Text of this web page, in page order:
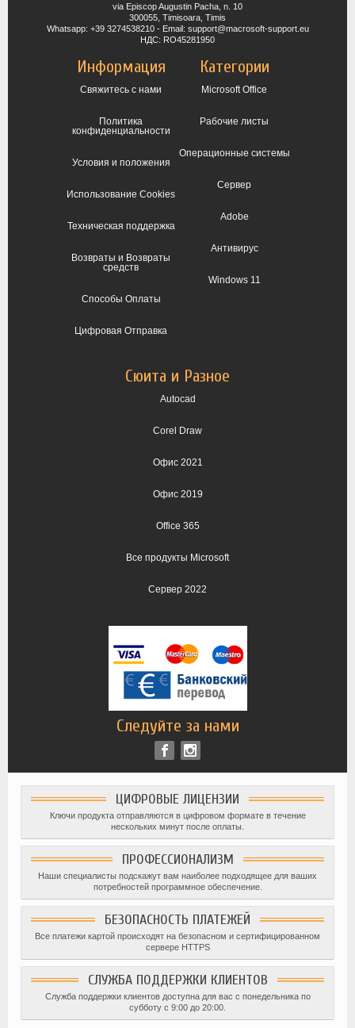
via Episcop Augustin Pacha, n. 10
300055, Timisoara, Timis
Whatsapp: +39 3274538210 - Email: support@macrosoft-support.eu
НДС: RO45281950
Информация
Свяжитесь с нами
Политика
конфиденциальности
Условия и положения
Использование Cookies
Техническая поддержка
Возвраты и Возвраты
средств
Способы Оплаты
Цифровая Отправка
Категории
Microsoft Office
Рабочие листы
Операционные системы
Сервер
Adobe
Антивирус
Windows 11
Сюита и Разное
Autocad
Corel Draw
Офис 2021
Офис 2019
Office 365
Все продукты Microsoft
Сервер 2022
Следуйте за нами
ЦИФРОВЫЕ ЛИЦЕНЗИИ
Ключи продукта отправляются в цифровом формате в течение
нескольких минут после оплаты.
ПРОФЕССИОНАЛИЗМ
Наши специалисты подскажут вам наиболее подходящее для ваших
потребностей программное обеспечение.
БЕЗОПАСНОСТЬ ПЛАТЕЖЕЙ
Все платежи картой происходят на безопасном и сертифицированном
сервере HTTPS
СЛУЖБА ПОДДЕРЖКИ КЛИЕНТОВ
Служба поддержки клиентов доступна для вас с понедельника по
субботу с 9:00 до 20:00.